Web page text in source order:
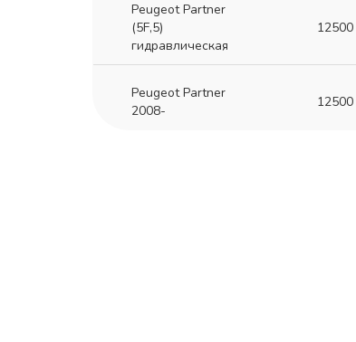
Peugeot Partner
(5F,5)
гидравлическая
12500
Peugeot Partner
2008-
12500